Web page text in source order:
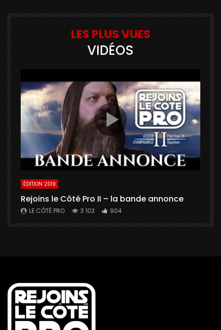
LES PLUS VUES
VIDÉOS
ÉDITION 2019
Rejoins le Côté Pro II – la bande annonce
LE CÔTÉ PRO 3 103 904